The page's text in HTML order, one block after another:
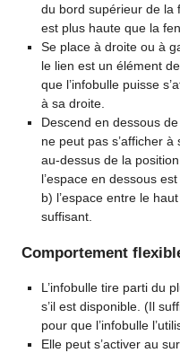
du bord supérieur de la
est plus haute que la
Se place à droite ou à
le lien est un élément
que l’infobulle puisse
à sa droite.
Descend en dessous
ne peut pas s’afficher
au-dessus de la
l’espace en dessous
b) l’espace entre le
suffisant.
Comportement
L’infobulle tire parti du
s’il est disponible. (Il
pour que l’infobulle
Elle peut s’activer au